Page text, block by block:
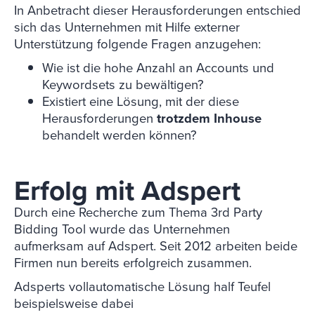
In Anbetracht dieser Herausforderungen entschied
sich das Unternehmen mit Hilfe externer
Unterstützung folgende Fragen anzugehen:
Wie ist die hohe Anzahl an Accounts und
Keywordsets zu bewältigen?
Existiert eine Lösung, mit der diese
Herausforderungen trotzdem Inhouse
behandelt werden können?
Erfolg mit Adspert
Durch eine Recherche zum Thema 3rd Party
Bidding Tool wurde das Unternehmen
aufmerksam auf Adspert. Seit 2012 arbeiten beide
Firmen nun bereits erfolgreich zusammen.
Adsperts vollautomatische Lösung half Teufel
beispielsweise dabei